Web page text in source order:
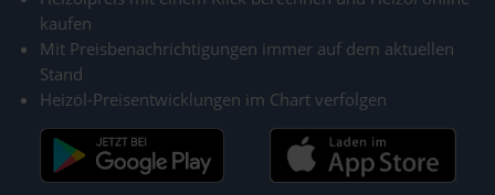
kaufen
Mit Preisbenachrichtigungen immer auf dem aktuellen
Stand
Heizöl-Preisentwicklungen im Chart verfolgen